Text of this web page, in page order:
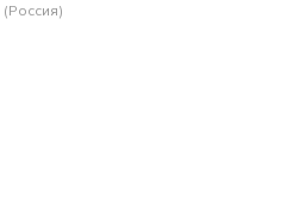
(Россия)